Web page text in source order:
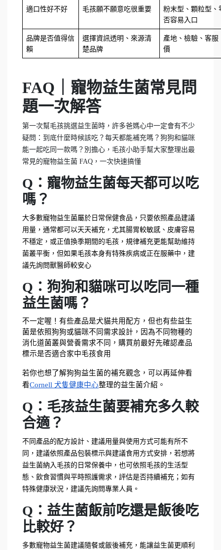
適口性好不好 毛孩願不願意吃很重要
粉末型、顆粒型、
否容易入口
品牌是否值得信
賴
選擇資訊透明、來源清
楚品牌
產地、檢驗、客服
價
FAQ｜寵物益生菌常見問
題一次解答
第一次幫毛孩挑選益生菌時，許多爸媽心中一定會有不少
疑問：到底什麼時候該吃？每天都能補充嗎？狗狗和貓咪
能一起吃同一款嗎？別擔心，毛孩小助手幫大家整理出最
常見的寵物益生菌 FAQ，一次快速搞懂
Q：寵物益生菌每天都可以吃
嗎？
大多數寵物益生菌屬於日常保健食品，只要依照產品建議
用量，通常都可以天天補充，尤其腸胃較敏感、皮膚容易
不穩定，或正值換季期間的毛孩，規律補充更能幫助維持
菌叢平衡，但如果毛孩本身有特殊疾病或正在服藥中，建
議先詢問獸醫師較安心
Q：狗狗和貓咪可以吃同一種
益生菌嗎？
不一定喔！有些產品是犬貓共用配方，但也有些益生
菌是依照狗狗或貓咪不同需求設計，因為不同物種的
消化道菌叢與營養需求不同，購買前最好先確認產品
標示是否適合家中毛孩食用
若你也想了解狗狗益生菌的補充觀念，可以再延伸看
看Cornell 犬隻健康中心整理的益生菌介紹。
Q：毛孩益生菌要補充多久較
合適？
不同產品的配方設計、建議用量與使用方式可能有所不
同，建議依照產品包裝標示與建議食用方式安排，若想將
益生菌納入毛孩的日常保養中，也可依照毛孩的生活型
態、飲食習慣與平時照護需求，評估是否持續補充；如有
特殊健康狀況，建議先詢問專業人員。
Q：益生菌飯前吃還是飯後吃
比較好？
多數寵物益生菌建議隨餐或飯後補充，能讓益生菌更順利